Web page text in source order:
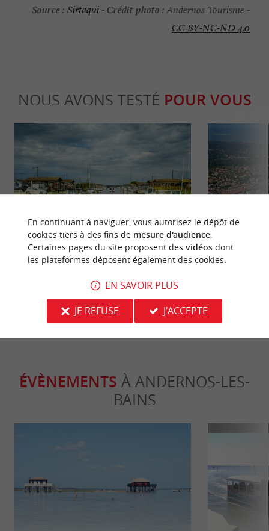
Source : Sirtaqui-Crédit photo :Andernos Tourisme -
CC BY-NC-ND 4.0
NOUS AVONS TESTÉ POUR VOUS
Visiter Andernos-les-Bains et ses ports
435 m - Andernos-les-Bains
Top 10 des
ÉVÈNEMENTS À ANDERNOS-LES-
BAINS
En continuant à naviguer, vous autorisez le dépôt de
cookies tiers à des fins de mesure d'audience.
Certaines pages du site proposent des vidéosdont
les plateformes déposent également des cookies.
EN SAVOIR PLUS
JE REFUSE
J'ACCEPTE